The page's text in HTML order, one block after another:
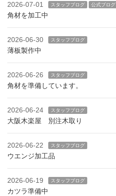
2026-07-01 スタッフブログ 公式ブログ
角材を加工中
2026-06-30 スタッフブログ
薄板製作中
2026-06-26 スタッフブログ
角材を準備しています。
2026-06-24 スタッフブログ
大阪木楽屋 別注木取り
2026-06-22 スタッフブログ
ウエンジ加工品
2026-06-19 スタッフブログ
カツラ準備中